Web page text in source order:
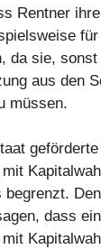
Rentner
da sie,
aus den
müssen.
dass